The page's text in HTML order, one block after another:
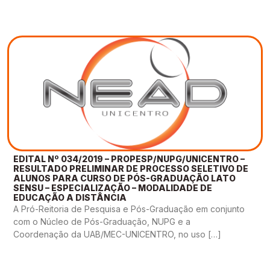
EDITAL Nº 034/2019 – PROPESP/NUPG/UNICENTRO –
RESULTADO PRELIMINAR DE PROCESSO SELETIVO DE
ALUNOS PARA CURSO DE PÓS-GRADUAÇÃO LATO
SENSU – ESPECIALIZAÇÃO – MODALIDADE DE
EDUCAÇÃO A DISTÂNCIA
A Pró-Reitoria de Pesquisa e Pós-Graduação em conjunto
com o Núcleo de Pós-Graduação, NUPG e a
Coordenação da UAB/MEC-UNICENTRO, no uso […]